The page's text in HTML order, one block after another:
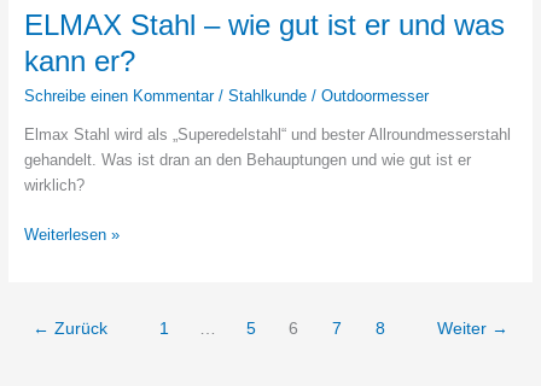
ist
er
und
was
er?
ELMAX Stahl – wie gut ist er und was
kann er?
Schreibe einen Kommentar / Stahlkunde/ Outdoormesser
Elmax Stahl wird als „Superedelstahl“ und bester Allroundmesserstahl
gehandelt. Was ist dran an den Behauptungen und wie gut ist er
wirklich?
ELMAX
gut
Weiterlesen »
← Zurück 1 … 5 6 7 8 Weiter →